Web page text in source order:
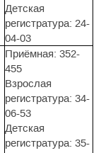
Детская
регистратура: 24-
04-03
Приёмная: 352-
455
Взрослая
регистратура: 34-
06-53
Детская
регистратура: 35-